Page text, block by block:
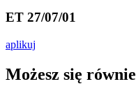
ET 27/07/01
aplikuj
Możesz się